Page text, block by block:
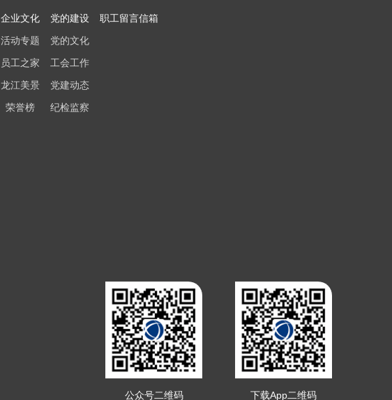
企业文化
活动专题
员工之家
龙江美景
荣誉榜
党的建设
党的文化
工会工作
党建动态
纪检监察
职工留言信箱
公众号二维码 下载App二维码